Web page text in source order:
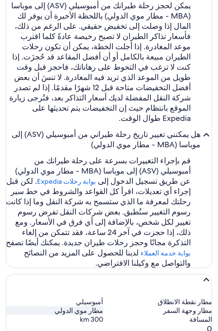
يمكن لحجز رحلة طيرانك من أمبوسيلي (ASV) إلى موباسا
(MBA - مطار موي الدولي) باللحظة الأخيرة أن يوفر لك
المال إذا وصلت إلى تخفيض حقيقي. على الرغم من ذلك،
فأسعار تذاكر الطيران لا تصبح رخيصة عادةً كلما اقترب
موعد المغادرة. إذا أجلت الخطة، يمكن أن تكون رحلات
الطيران مبيعة بالكامل أو أن أفضل المقاعد قد حُجزَت. إذا
كنت لا ترغب في التحوط على رهاناتك، فاحجز قبل وقت
طويل من الموعد الذي تريد فيه المغادرة. لا تنسَ أن بعض
أفضل التخفيضات متاحة قبل 12 شهرًا مقدمًا. إذا لم تصدر
شركة النقل المفضلة لديك أسعار التذاكر بعد، فتُرجى زيارة
الموقع بانتظام حيث إن التخفيضات يتم تحديثها على
Expedia طوال الوقت.
هل يمكنني تغيير تاريخ رحلة طيراني من أمبوسيلي (ASV) إلى
موباسا (MBA - مطار موي الدولي)
قم بإجراء التغييرات بسرعة على رحلة طيرانك من
أمبوسيلي (ASV) إلى موباسا (MBA - مطار موي الدولي)
عن طريق تسجيل الدخول إلى بوابة رحلات Expedia‏
. لكن قبل
إجراء أي تعديلات، اقرأ كل القواعد والشروط في خط سير
رحلتك لمعرفة ما الذي ستسمح به شركة النقل وما إذا كانت
رسوم التغيير ستُطبق. بعض شركات النقل تفرض رسوم
تغيير لكل شخص، بالإضافة إلى أي فرق في الأسعار. ومع
ذلك، إذا حجزت في آخر 24 ساعة، فقد تتمكن من إلغاء
التذكرة مجانًا وحجز رحلات طيران جديدة. يمكنك أيضًا تصفح
بوابة خدمة العملاء لدينا للحصول على المزيد من النصائح
والتواصل مع وكيلنا الافتراضي.
مطار نقطة الانطلاق
أمبوسيلي
مطار وجهة السفر
مطار موي الدولي
المسافة
300
km
0